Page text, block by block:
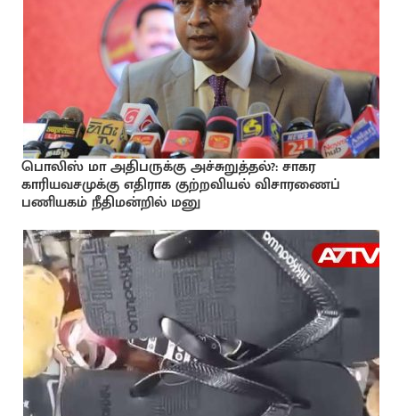
பொலிஸ் மா அதிபருக்கு அச்சுறுத்தல்?: சாகர
காரியவசமுக்கு எதிராக குற்றவியல் விசாரணைப்
பணியகம் நீதிமன்றில் மனு